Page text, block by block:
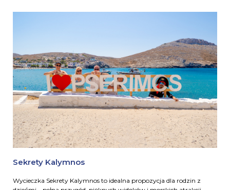
Sekrety Kalymnos
Wycieczka Sekrety Kalymnos to idealna propozycja dla rodzin z